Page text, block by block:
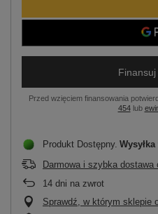
Przed wzięciem finansowania
454lub
Produkt Dostępny Wysyłka
Darmowa i szybka dostawa
14 dni na zwrot
Sprawdź, w którym sklepie